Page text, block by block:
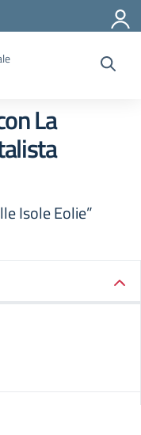
La
Isole Eolie”